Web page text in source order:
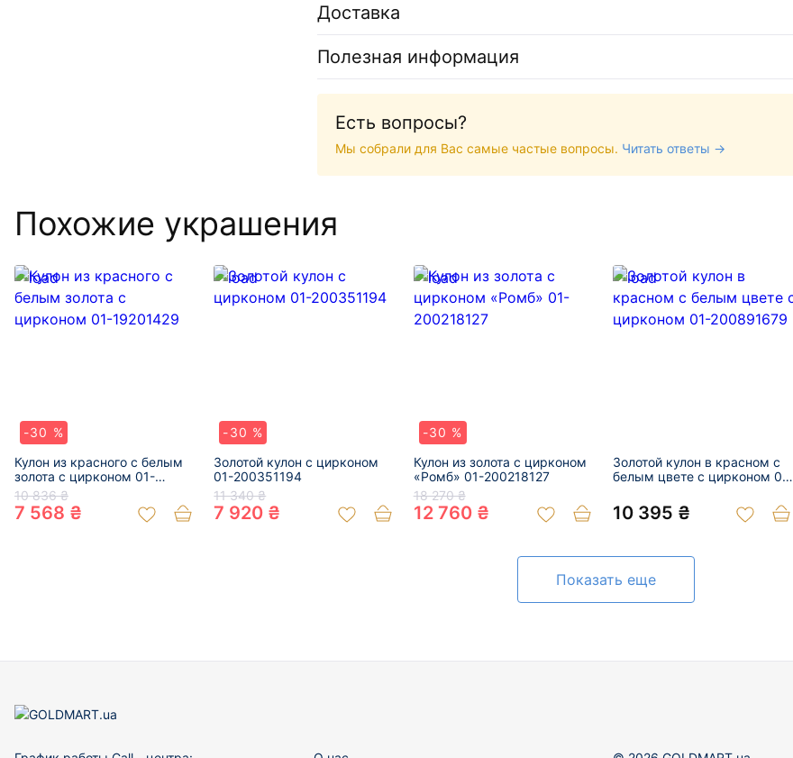
Доставка
Полезная информация
Есть вопросы?
Мы собрали для Вас самые частые вопросы. Читать ответы →
Похожие украшения
-30 %
Кулон из красного с белым
золота с цирконом 01-
19201429
10 836 ₴
7 568 ₴
-30 %
Золотой кулон с цирконом
01-200351194
11 340 ₴
7 920 ₴
-30 %
Кулон из золота с цирконом
«Ромб» 01-200218127
18 270 ₴
12 760 ₴
Золотой кулон в красном с
белым цвете с цирконом 01-
10 395 ₴
Показать еще